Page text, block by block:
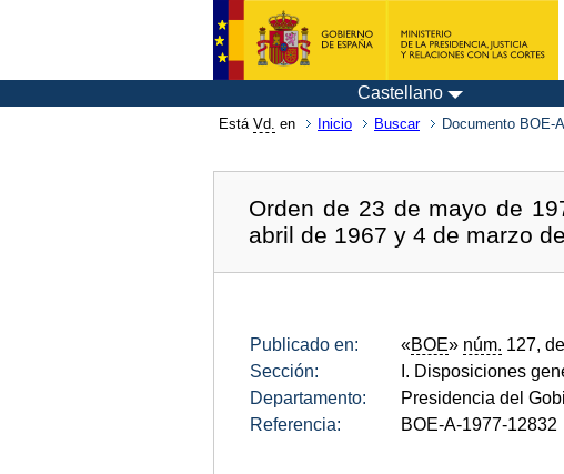
Castellano
Está Vd. en Inicio Buscar Documento BOE-
Orden de 23 de mayo de
abril de 1967 y 4 de marzo
Publicado en: «BOE» núm. 127,
Sección:
I. Disposiciones
Departamento:
Presidencia del
Referencia:
BOE-A-1977-12832